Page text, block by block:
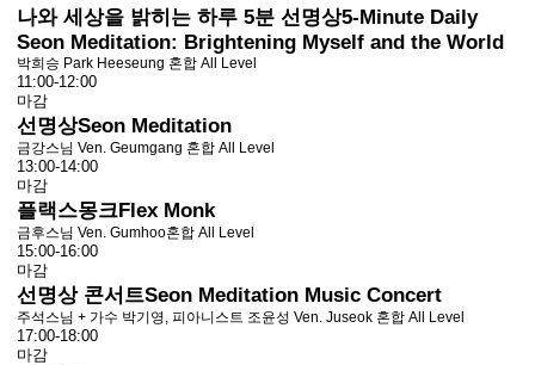
나와 세상을 밝히는 하루 5분 선명상5-Minute Daily
Seon Meditation: Brightening Myself and the World
박희승 Park Heeseung 혼합 All Level
11:00-12:00
마감
선명상Seon Meditation
금강스님 Ven. Geumgang 혼합 All Level
13:00-14:00
마감
플랙스몽크Flex Monk
금후스님 Ven. Gumhoo혼합 All Level
15:00-16:00
마감
선명상 콘서트Seon Meditation Music Concert
주석스님 + 가수 박기영, 피아니스트 조윤성 Ven. Juseok 혼합 All Level
17:00-18:00
마감